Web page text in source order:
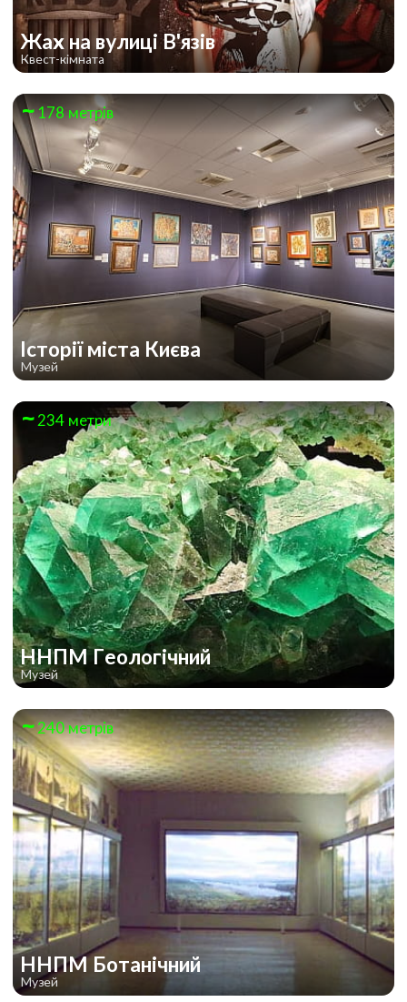
Жах на вулиці В'язів
Квест-кімната
178 метрів
Історії міста Києва
Музей
234 метри
ННПМ Геологічний
Музей
240 метрів
ННПМ Ботанічний
Музей